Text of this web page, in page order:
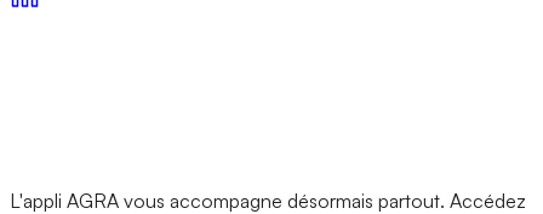
L'appli AGRA vous accompagne désormais partout. Accédez